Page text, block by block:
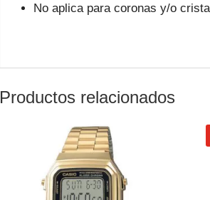
No aplica para coronas y/o
Productos relacionados